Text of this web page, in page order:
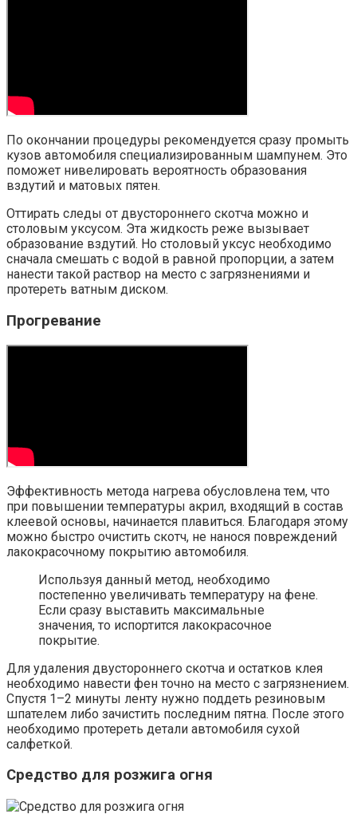
По окончании процедуры рекомендуется сразу промыть
кузов автомобиля специализированным шампунем. Это
поможет нивелировать вероятность образования
вздутий и матовых пятен.
Оттирать следы от двустороннего скотча можно и
столовым уксусом. Эта жидкость реже вызывает
образование вздутий. Но столовый уксус необходимо
сначала смешать с водой в равной пропорции, а затем
нанести такой раствор на место с загрязнениями и
протереть ватным диском.
Прогревание
Эффективность метода нагрева обусловлена тем, что
при повышении температуры акрил, входящий в состав
клеевой основы, начинается плавиться. Благодаря этому
можно быстро очистить скотч, не нанося повреждений
лакокрасочному покрытию автомобиля.
Используя данный метод, необходимо
постепенно увеличивать температуру на фене.
Если сразу выставить максимальные
значения, то испортится лакокрасочное
покрытие.
Для удаления двустороннего скотча и остатков клея
необходимо навести фен точно на место с загрязнением.
Спустя 1–2 минуты ленту нужно поддеть резиновым
шпателем либо зачистить последним пятна. После этого
необходимо протереть детали автомобиля сухой
салфеткой.
Средство для розжига огня